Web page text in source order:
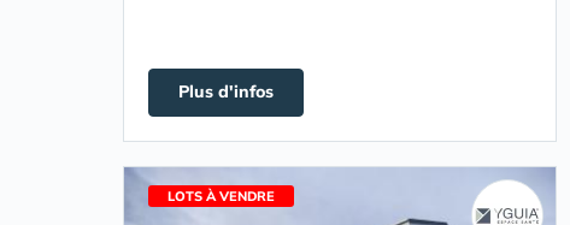
Plus d'infos
LOTS À VENDRE